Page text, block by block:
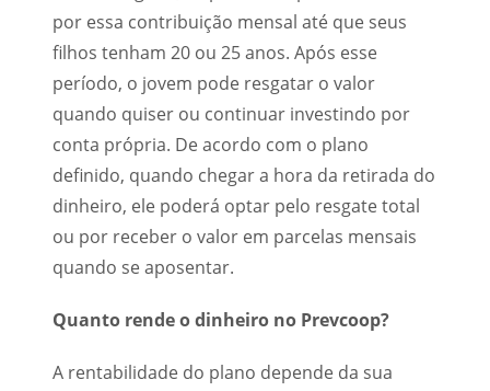
por essa contribuição mensal até que seus
filhos tenham 20 ou 25 anos. Após esse
período, o jovem pode resgatar o valor
quando quiser ou continuar investindo por
conta própria. De acordo com o plano
definido, quando chegar a hora da retirada do
dinheiro, ele poderá optar pelo resgate total
ou por receber o valor em parcelas mensais
quando se aposentar.
Quanto rende o dinheiro no Prevcoop?
A rentabilidade do plano depende da sua